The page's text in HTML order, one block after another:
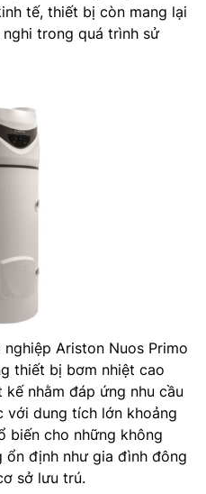
tế, thiết bị còn mang lại
trong quá trình sử
nghiệp Ariston Nuos Primo
thiết bị bơm nhiệt cao
nhằm đáp ứng nhu cầu
với dung tích lớn khoảng
biến cho những không
ổn định như gia đình đông
sở lưu trú.